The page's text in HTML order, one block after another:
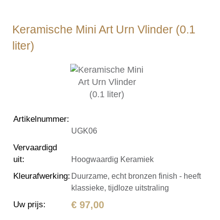
Keramische Mini Art Urn Vlinder (0.1
liter)
Artikelnummer:
UGK06
Vervaardigd
uit: Hoogwaardig Keramiek
Kleurafwerking: Duurzame, echt bronzen finish - heeft
klassieke, tijdloze uitstraling
Uw prijs: € 97,00